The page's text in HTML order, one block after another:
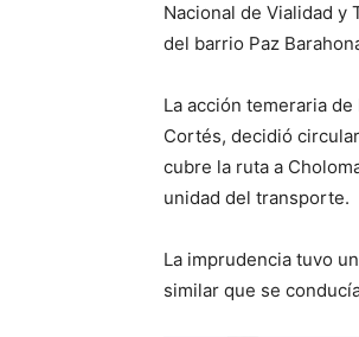
Nacional de Vialidad y
del barrio Paz
La acción temeraria
Cortés, decidió
cubre la ruta a
unidad del transporte.
La imprudencia tuvo
similar que se